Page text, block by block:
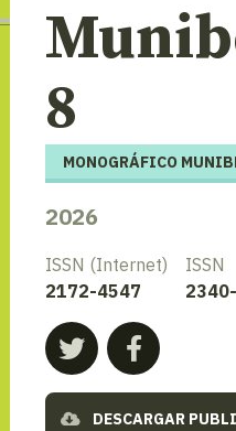
8
MONOGRÁFICO
2026
ISSN (Internet)
2172-4547
ISSN
DESCARGAR